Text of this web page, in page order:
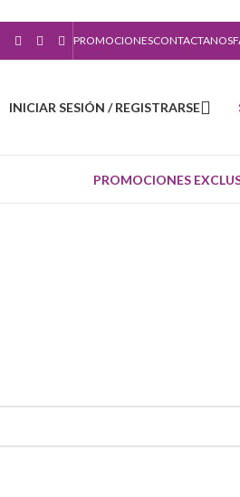
PROMOCIONESCONTACTANOS
INICIAR SESIÓN / REGISTRARSE
PROMOCIONES